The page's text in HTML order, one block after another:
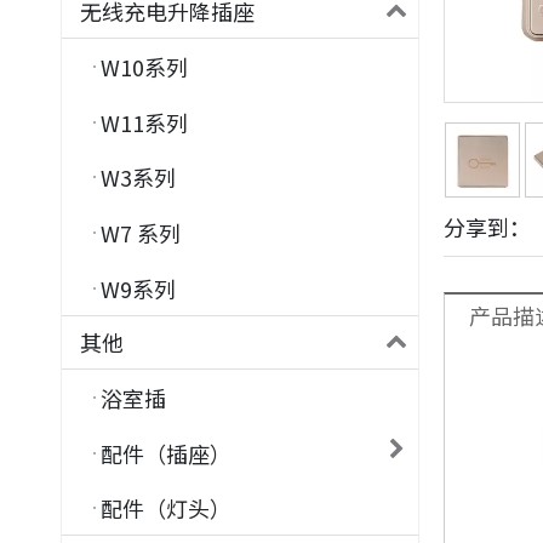
无线充电升降插座
W10系列
W11系列
W3系列
W7 系列
W9系列
其他
浴室插
配件（插座）
配件（灯头）
分享到：
产品描